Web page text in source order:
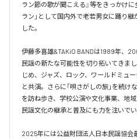
ラン節の歌が聞こえる』等をきっかけ
ラン」として国内外で老若男女に踊り
した。
伊藤多喜雄&TAKiO BANDは1989年、
民謡の新たな可能性を切り拓いてきま
じめ、ジャズ、ロック、ワールドミュ
と共演。さらに「唄さがしの旅」を続
を訪ね歩き、学校公演や文化事業、地
民謡文化の継承と普及にも力を注いでい
2025年には公益財団法人日本民謡協会